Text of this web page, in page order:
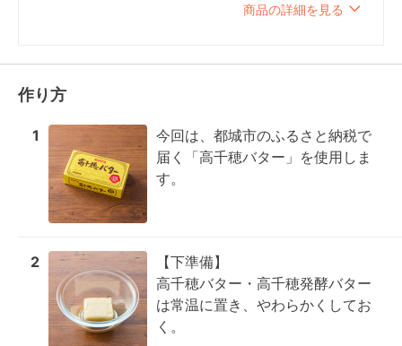
商品の詳細を見る
作り方
1
今回は、都城市のふるさと納税で
届く「高千穂バター」を使用しま
す。
2
【下準備】
高千穂バター・高千穂発酵バター
は常温に置き、やわらかくしてお
く。